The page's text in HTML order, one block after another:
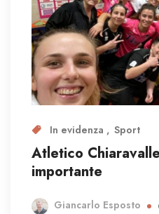
In evidenza Sport
Atletico
importante
Giancarlo Esposto